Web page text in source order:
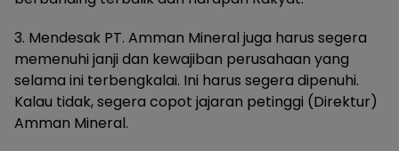
3. Mendesak PT. Amman Mineral juga harus segera
memenuhi janji dan kewajiban perusahaan yang
selama ini terbengkalai. Ini harus segera dipenuhi.
Kalau tidak, segera copot jajaran petinggi (Direktur)
Amman Mineral.